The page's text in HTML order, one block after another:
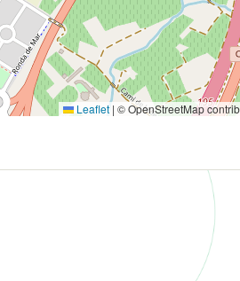
Leaflet | © OpenStreetMap